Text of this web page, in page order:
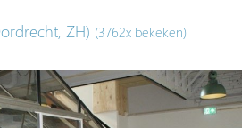
ZH) (3762x bekeken)